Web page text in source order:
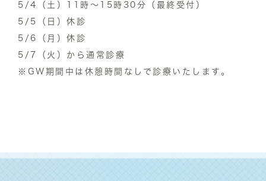
5/4（土）11時〜15時30分（最終受付）
5/5（日）休診
5/6（月）休診
5/7（火）から通常診療
※GW期間中は休憩時間なしで診療いたします。